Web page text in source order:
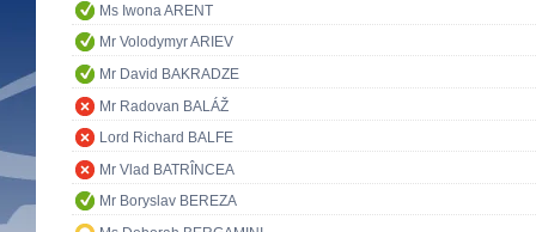
Ms Iwona ARENT
Mr Volodymyr ARIEV
Mr David BAKRADZE
Mr Radovan BALÁŽ
Lord Richard BALFE
Mr Vlad BATRÎNCEA
Mr Boryslav BEREZA